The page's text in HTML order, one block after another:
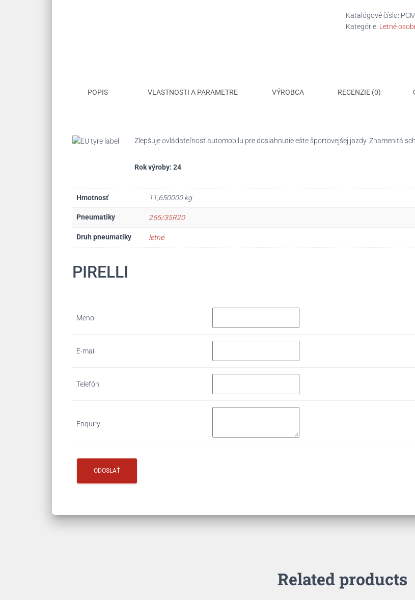
ZERO
XL
Katalógové číslo:
Kategórie: Letné
POPIS VLASTNOSTI A PARAMETRE VÝROBCA RECENZIE (0)
Zlepšuje ovládateľnosť automobilu pre dosiahnutie ešte športovejšej jazdy. Znamenitá
Rok výroby: 24
Hmotnosť 11,650000 kg
Pneumatiky 255/35R20
Druh pneumatiky letné
PIRELLI
Meno
E-mail
Telefón
Enquiry
Related products